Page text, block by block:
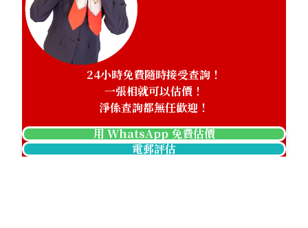
24小時免費隨時接受查詢！
一張相就可以估價！
淨係查詢都無任歡迎！
用 WhatsApp 免費估價
電郵評估